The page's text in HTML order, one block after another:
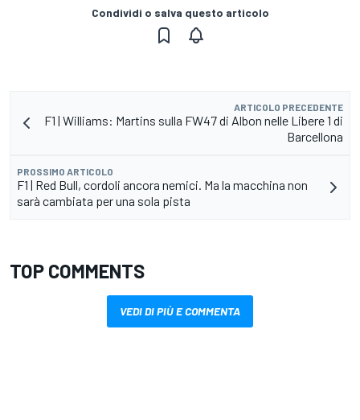
Condividi o salva questo articolo
ARTICOLO PRECEDENTE
F1 | Williams: Martins sulla FW47 di Albon nelle Libere 1 di
Barcellona
PROSSIMO ARTICOLO
F1 | Red Bull, cordoli ancora nemici. Ma la macchina non
sarà cambiata per una sola pista
TOP COMMENTS
VEDI DI PIÙ E COMMENTA